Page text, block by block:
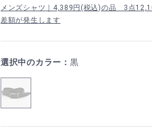
メンズシャツ｜4,389円(税込)の品 3点
差額が発生します
選択中のカラー： 黒